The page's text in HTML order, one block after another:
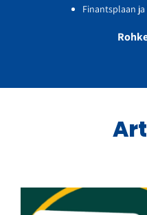
Finantsplaan